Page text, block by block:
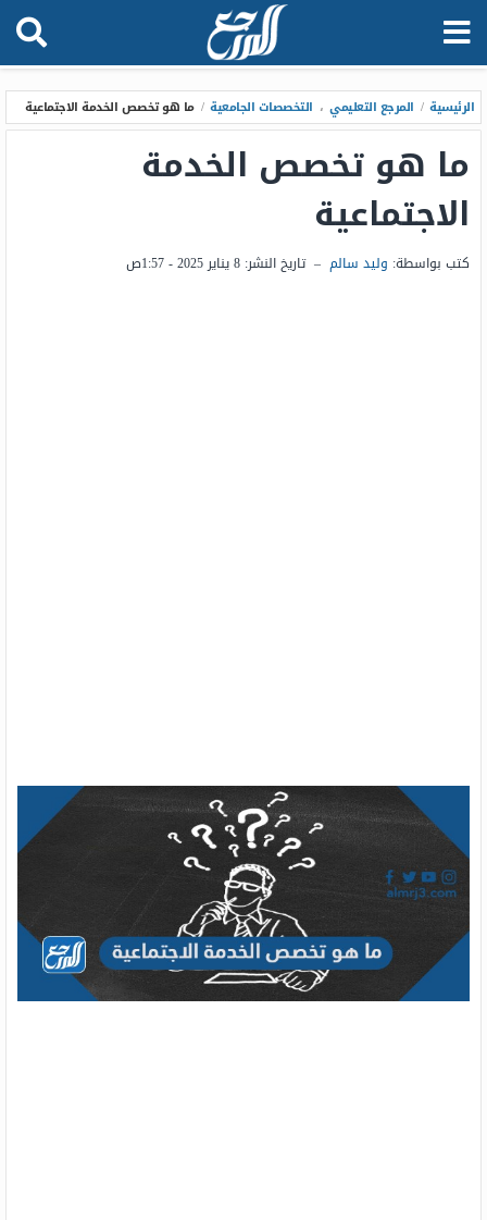
الرئيسية / المرجع التعليمي ، التخصصات الجامعية / ما هو تخصص الخدمة الاجتماعية
ما هو تخصص الخدمة
الاجتماعية
كتب بواسطة: وليد سالم – تاريخ النشر: 8 يناير 2025 - 1:57ص